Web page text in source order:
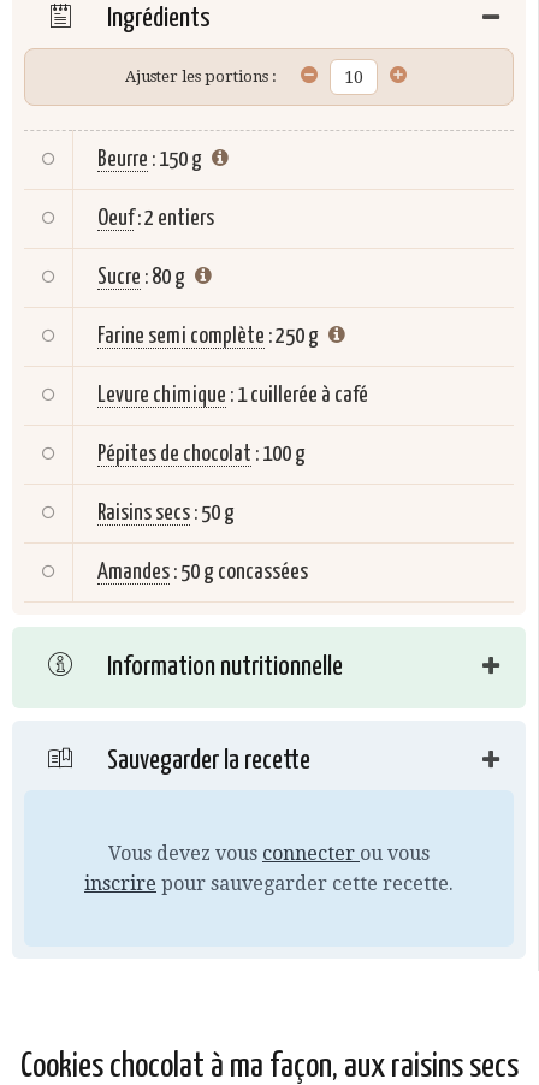
Ingrédients
Ajuster les portions :
Beurre : 150 g
Oeuf :2 entiers
Sucre : 80 g
Farine semi complète :250 g
Levure chimique : 1 cuillerée à café
Pépites de chocolat : 100 g
Raisins secs : 50 g
Amandes : 50 g concassées
Information nutritionnelle
Sauvegarder la recette
Vous devez vous connecter ou vous
inscrire pour sauvegarder cette recette.
Cookies chocolat à ma façon, aux raisins secs